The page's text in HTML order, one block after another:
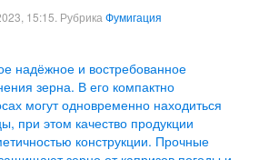
15:15. Рубрика Фумигация
надёжное и востребованное
зерна. В его компактно
могут одновременно находиться
при этом качество продукции
конструкции. Прочные